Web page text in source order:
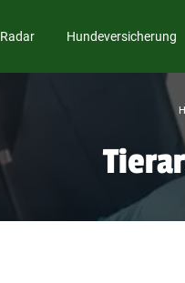
Radar Hundeversicherung